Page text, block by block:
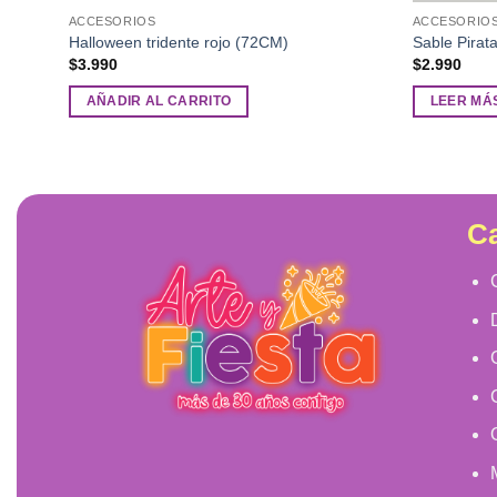
ACCESORIOS
Halloween tridente rojo (72CM)
$3.990
AÑADIR AL CARRITO
Sable
$2.990
LEER